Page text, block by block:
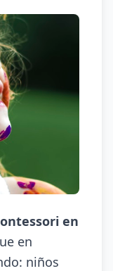
en
en
niños